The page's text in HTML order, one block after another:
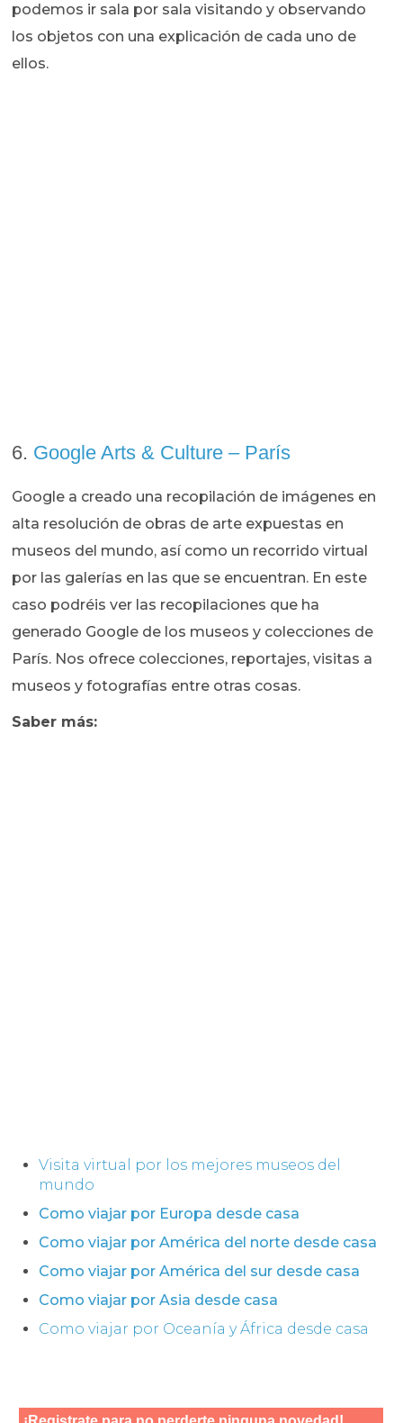
podemos ir sala por sala visitando y observando
los objetos con una explicación de cada uno de
ellos.
6. Google Arts & Culture – París
Google a creado una recopilación de imágenes en
alta resolución de obras de arte expuestas en
museos del mundo, así como un recorrido virtual
por las galerías en las que se encuentran. En este
caso podréis ver las recopilaciones que ha
generado Google de los museos y colecciones de
París. Nos ofrece colecciones, reportajes, visitas a
museos y fotografías entre otras cosas.
Saber más:
Visita virtual por los mejores museos del
mundo
Como viajar por Europa desde casa
Como viajar por América del norte desde casa
Como viajar por América del sur desde casa
Como viajar por Asia desde casa
Como viajar por Oceanía y África desde casa